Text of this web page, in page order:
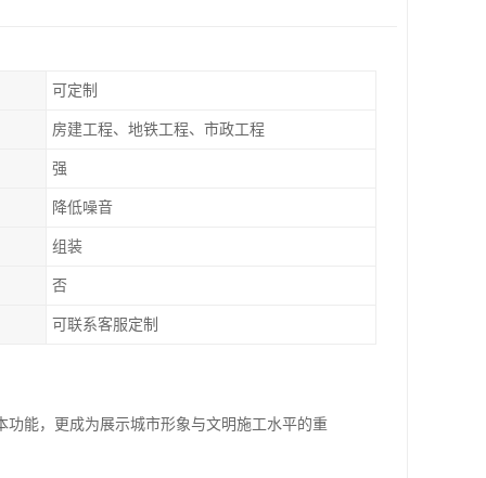
可定制
房建工程、地铁工程、市政工程
强
降低噪音
组装
否
可联系客服定制
能，更成为展示城市形象与文明施工水平的重